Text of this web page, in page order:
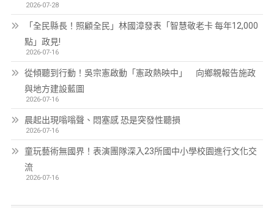
2026-07-28
「全民縣長！照顧全民」林國漳發表「智慧敬老卡 每年12,000
點」政見!
2026-07-16
從傾聽到行動！吳宗憲啟動「憲政熱映中」 向鄉親報告施政
與地方建設藍圖
2026-07-16
晨起出現嗡嗡聲、悶塞感 恐是突發性聽損
2026-07-16
童玩藝術無國界！表演團隊深入23所國中小學校園進行文化交
流
2026-07-16